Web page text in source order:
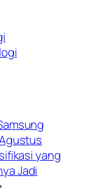
yang
Jadi